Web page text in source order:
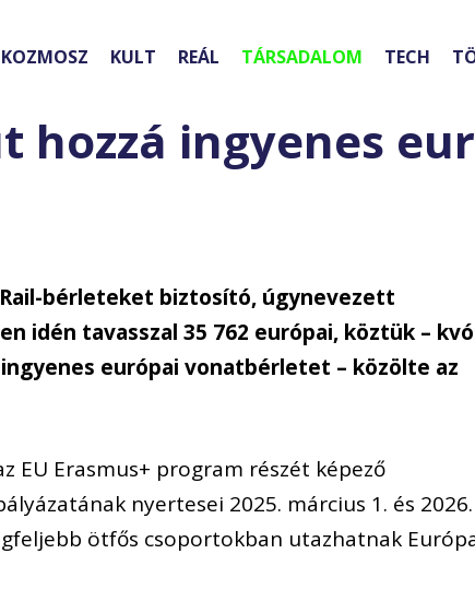
KOZMOSZ KULT REÁL TÁRSADALOM TECH
hozzá ingyenes
bérleteket biztosító, úgynevezett
idén tavasszal 35 762 európai, köztük –
európai vonatbérletet – közölte az
EU Erasmus+ program részét képező
nyertesei 2025. március 1. és 2026.
ötfős csoportokban utazhatnak